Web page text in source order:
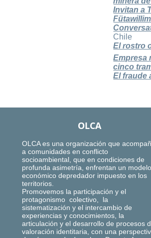
Invitan a
Chile
­El rostro
Empresa
cinco
El fraude
OLCA
OLCA es una organización que
a comunidades en conflicto
socioambiental, que en condiciones de
profunda asimetría, enfrentan un modelo
económico depredador impuesto en los
territorios.
Promovemos la participación y el
protagonismo colectivo, la
sistematización y el intercambio de
experiencias y conocimientos, la
articulación y el desarrollo de procesos
valoración identitaria, con una